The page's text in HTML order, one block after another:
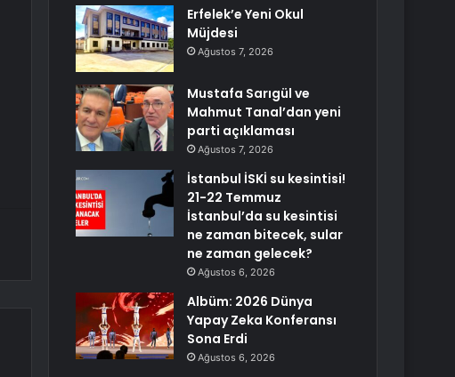
Erfelek’e Yeni Okul
Müjdesi
Ağustos 7, 2026
Mustafa Sarıgül ve
Mahmut Tanal’dan yeni
parti açıklaması
Ağustos 7, 2026
İstanbul İSKİ su kesintisi!
21-22 Temmuz
İstanbul’da su kesintisi
ne zaman bitecek, sular
ne zaman gelecek?
Ağustos 6, 2026
Albüm: 2026 Dünya
Yapay Zeka Konferansı
Sona Erdi
Ağustos 6, 2026